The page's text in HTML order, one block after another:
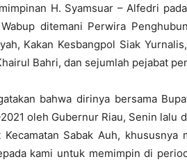
H. Syamsuar – Alfedri
ditemani Perwira
Kakan Kesbangpol Siak
Bahri, dan sejumlah pejabat
bahwa dirinya bersama
oleh Gubernur Riau, Senin lalu
Sabak Auh, khususnya
kami untuk memimpin di